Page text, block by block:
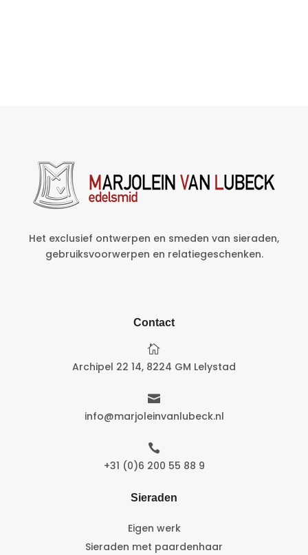
Het exclusief ontwerpen en smeden van sieraden,
gebruiksvoorwerpen en relatiegeschenken.
Contact

Archipel 22 14, 8224 GM Lelystad

info@marjoleinvanlubeck.nl

+31 (0)6 200 55 88 9
Sieraden
Eigen werk
Sieraden met paardenhaar